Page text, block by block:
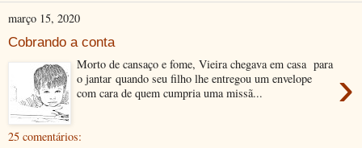
março 15, 2020
Cobrando a conta
›
Morto de cansaço e fome, Vieira chegava em casa para
o jantar quando seu filho lhe entregou um envelope
com cara de quem cumpria uma missã...
25 comentários: